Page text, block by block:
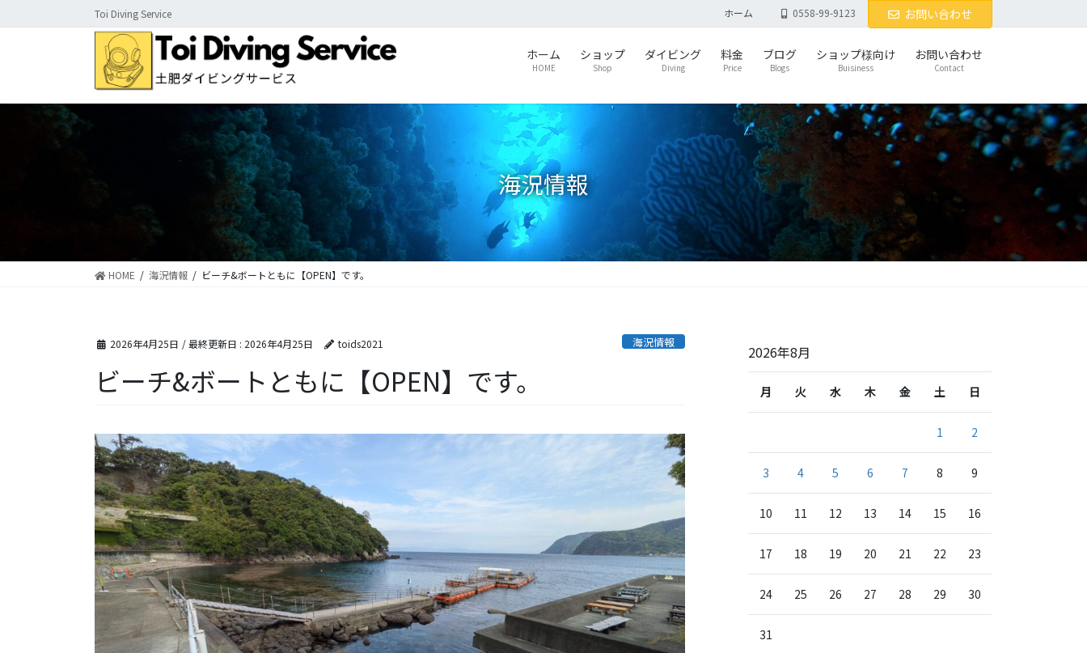
ン
に
ビ
ョ
Toi Diving Service ホーム 0558-99-9123 お問い合わせ
ホーム
HOME
ショップ
Shop
ダイビング
Diving
料金
Price
ブログ
Blogs
ショップ様向け
Buisiness
お問い合わせ
Contact
海況情報
HOME 海況情報 ビーチ&ボートともに【OPEN】です。
2026年4月25日 / 最終更新日 : 2026年4月25日 toids2021 海況情報
ビーチ&ボートともに【OPEN】です。
2026年8月
月 火 水 木 金 土 日
1 2
3 4 5 6 7 8 9
10 11 12 13 14 15 16
17 18 19 20 21 22 23
24 25 26 27 28 29 30
31